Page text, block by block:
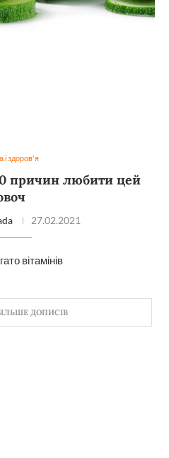
і здоров'я
причин любити цей
27.02.2021
вітамінів
ДОПИСІВ